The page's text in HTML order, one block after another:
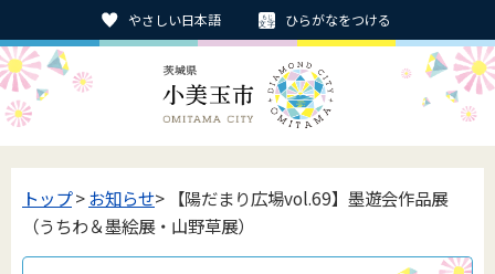
やさしい日本語 ひらがなをつける
トップ>お知らせ> 【陽だまり広場vol.69】墨遊会作品展
（うちわ＆墨絵展・山野草展）